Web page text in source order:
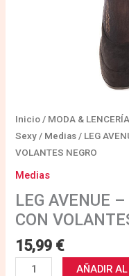
Inicio / MODA & LENCERÍA
Sexy / Medias / LEG
VOLANTES NEGRO
Medias
LEG AVENUE
CON
15,99 €
AÑADIR